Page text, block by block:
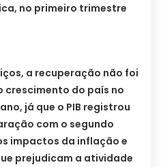
no primeiro trimestre
a recuperação não foi
crescimento do país no
já que o PIB registrou
com o segundo
impactos da inflação e
prejudicam a atividade